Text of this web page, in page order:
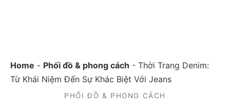
Home - Phối đồ & phong cách - Thời Trang Denim:
Từ Khái Niệm Đến Sự Khác Biệt Với Jeans
PHỐI ĐỒ & PHONG CÁCH